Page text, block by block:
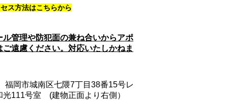
ス方法はこちらから
ル管理や防犯面の兼ね合いからアポ
ご遠慮ください。対応いたしかねま
岡市城南区七隈7丁目38番15号レ
光111号室 (建物正面より右側）